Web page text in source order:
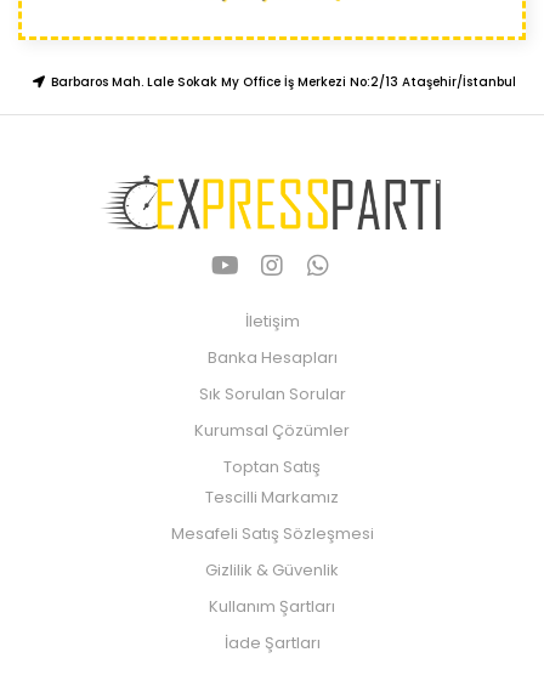
Barbaros Mah. Lale Sokak My Office İş Merkezi No:2/13 Ataşehir/İstanbul
İletişim
Banka Hesapları
Sık Sorulan Sorular
Kurumsal Çözümler
Toptan Satış
Tescilli Markamız
Mesafeli Satış Sözleşmesi
Gizlilik & Güvenlik
Kullanım Şartları
İade Şartları